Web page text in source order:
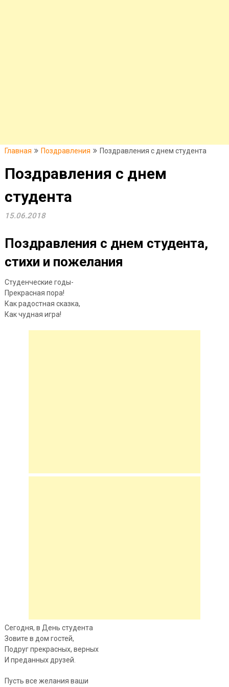
Главная Поздравления Поздравления с днем студента
Поздравления с днем
студента
15.06.2018
Поздравления с днем студента,
стихи и пожелания
Студенческие годы-
Прекрасная пора!
Как радостная сказка,
Как чудная игра!
Сегодня, в День студента
Зовите в дом гостей,
Подруг прекрасных, верных
И преданных друзей.
Пусть все желания ваши